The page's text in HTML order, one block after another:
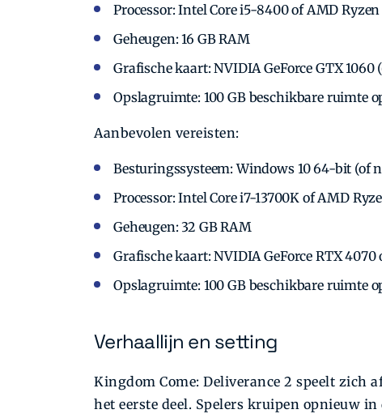
Processor: Intel Core i5-8400 of AMD
Geheugen: 16 GB RAM
Grafische kaart: NVIDIA GeForce GTX 1060
Opslagruimte: 100 GB beschikbare ruimte
Aanbevolen vereisten:
Besturingssysteem: Windows 10 64-bit (of
Processor: Intel Core i7-13700K of AMD
Geheugen: 32 GB RAM
Grafische kaart: NVIDIA GeForce RTX
Opslagruimte: 100 GB beschikbare ruimte
Verhaallijn en setting
Kingdom Come: Deliverance 2 speelt zich
het eerste deel. Spelers kruipen opnieuw